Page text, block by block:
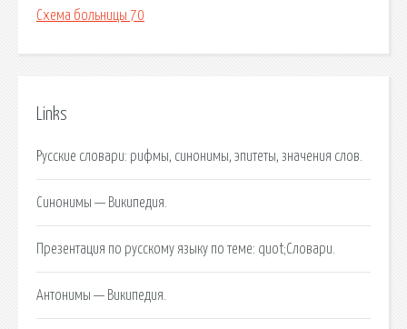
Схема больницы 70
Links
Русские словари: рифмы, синонимы, эпитеты, значения слов.
Синонимы — Википедия.
Презентация по русскому языку по теме: quot;Словари.
Антонимы — Википедия.